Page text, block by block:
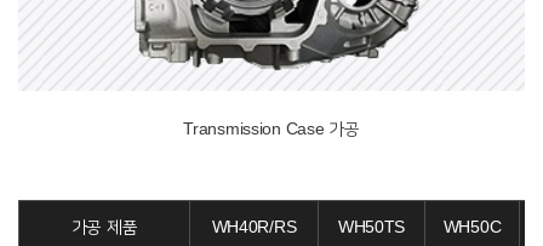
Transmission Case 가공
가공 제품 WH40R/RS WH50TS WH50C